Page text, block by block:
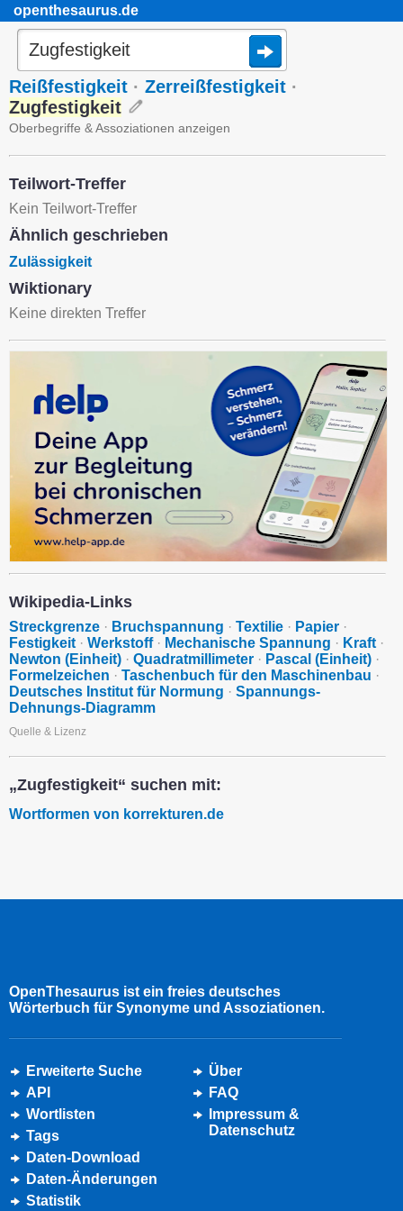
openthesaurus.de
Reißfestigkeit · Zerreißfestigkeit ·
Zugfestigkeit
Oberbegriffe & Assoziationen anzeigen
Teilwort-Treffer
Kein Teilwort-Treffer
Ähnlich geschrieben
Zulässigkeit
Wiktionary
Keine direkten Treffer
Wikipedia-Links
Streckgrenze · Bruchspannung · Textilie · Papier ·
Festigkeit · Werkstoff· Mechanische Spannung · Kraft ·
Newton (Einheit) · Quadratmillimeter · Pascal (Einheit) ·
Formelzeichen · Taschenbuch für den Maschinenbau ·
Deutsches Institut für Normung · Spannungs-
Dehnungs-Diagramm
Quelle & Lizenz
„Zugfestigkeit“ suchen mit:
Wortformen von korrekturen.de
OpenThesaurus ist ein freies deutsches
Wörterbuch für Synonyme und Assoziationen.
Erweiterte Suche
API
Wortlisten
Tags
Daten-Download
Daten-Änderungen
Statistik
Über
FAQ
Impressum &
Datenschutz